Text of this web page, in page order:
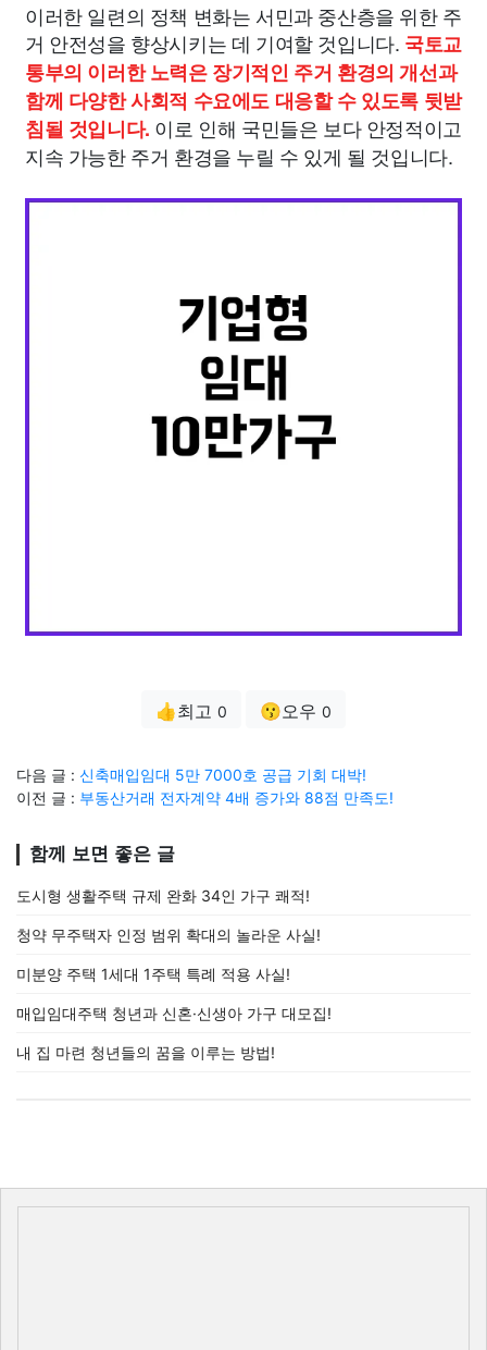
이러한 일련의 정책 변화는 서민과 중산층을 위한 주
거 안전성을 향상시키는 데 기여할 것입니다. 국토교
통부의 이러한 노력은 장기적인 주거 환경의 개선과
함께 다양한 사회적 수요에도 대응할 수 있도록 뒷받
침될 것입니다. 이로 인해 국민들은 보다 안정적이고
지속 가능한 주거 환경을 누릴 수 있게 될 것입니다.
👍최고 0 😗오우 0
다음 글 : 신축매입임대 5만 7000호 공급 기회 대박!
이전 글 : 부동산거래 전자계약 4배 증가와 88점 만족도!
함께 보면 좋은 글
도시형 생활주택 규제 완화 34인 가구 쾌적!
청약 무주택자 인정 범위 확대의 놀라운 사실!
미분양 주택 1세대 1주택 특례 적용 사실!
매입임대주택 청년과 신혼·신생아 가구 대모집!
내 집 마련 청년들의 꿈을 이루는 방법!